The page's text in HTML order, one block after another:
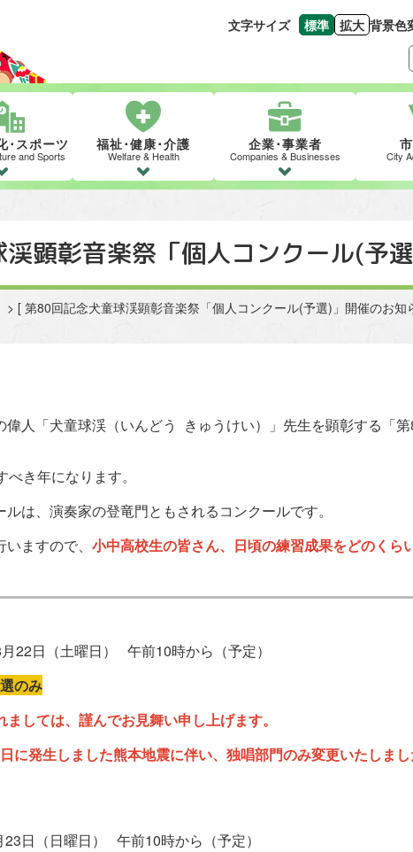
文字サイズ 標準
文字の大きさをも
拡大
文字を大きく
背景色
･スポーツ
and Sports
福祉･健康･介護
Welfare & Health
企業･事業者
Companies & Businesses City
顕彰音楽祭「個人コンクール(予
> [ 第80回記念犬童球渓顕彰音楽祭「個人コンクール(予選)」開催のお知
人「犬童球渓（いんどう きゅうけい）」先生を顕彰する「
き年になります。
は、演奏家の登竜門ともされるコンクールです。
ますので、 小中高校生の皆さん、日頃の練習成果をどのくら
22日（土曜日） 午前10時から（予定）
のみ
しては、謹んでお見舞い申し上げます。
に発生しました熊本地震に伴い、独唱部門のみ変更いたしま
（日曜日） 午前10時から（予定）